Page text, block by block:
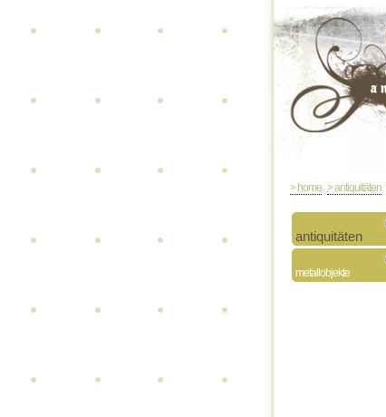
> home > antiquitäten
antiquitäten
metallobjekte